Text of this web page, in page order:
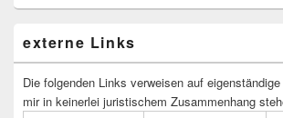
externe Links
Die folgenden Links verweisen auf
mir in keinerlei juristischem Zusammenhang